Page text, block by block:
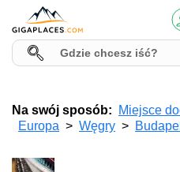
Na swój sposób: Miejsce
Europa
Węgry